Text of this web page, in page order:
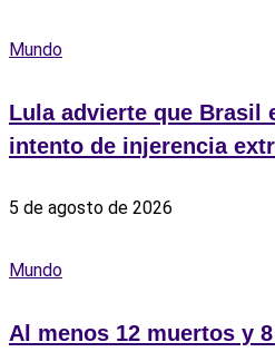
Mundo
Lula advierte que Brasil
intento de injerencia
5 de agosto de 2026
Mundo
Al menos 12 muertos y